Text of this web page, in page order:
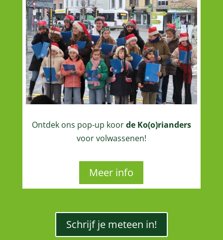
Ontdek ons pop-up koorde Ko(o)rianders
voor volwassenen!
Meer info
Schrijf je meteen in!